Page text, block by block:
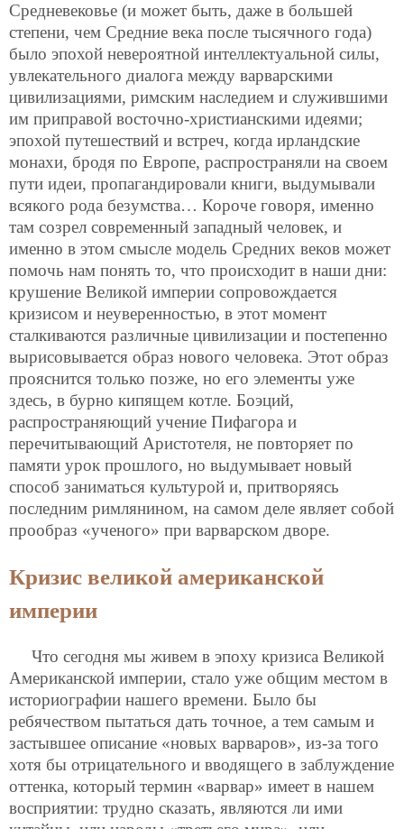
Средневековье (и может быть, даже в большей
степени, чем Средние века после тысячного года)
было эпохой невероятной интеллектуальной силы,
увлекательного диалога между варварскими
цивилизациями, римским наследием и служившими
им приправой восточно-христианскими идеями;
эпохой путешествий и встреч, когда ирландские
монахи, бродя по Европе, распространяли на своем
пути идеи, пропагандировали книги, выдумывали
всякого рода безумства… Короче говоря, именно
там созрел современный западный человек, и
именно в этом смысле модель Средних веков может
помочь нам понять то, что происходит в наши дни:
крушение Великой империи сопровождается
кризисом и неуверенностью, в этот момент
сталкиваются различные цивилизации и постепенно
вырисовывается образ нового человека. Этот образ
прояснится только позже, но его элементы уже
здесь, в бурно кипящем котле. Боэций,
распространяющий учение Пифагора и
перечитывающий Аристотеля, не повторяет по
памяти урок прошлого, но выдумывает новый
способ заниматься культурой и, притворяясь
последним римлянином, на самом деле являет собой
прообраз «ученого» при варварском дворе.
Кризис великой американской
империи
Что сегодня мы живем в эпоху кризиса Великой
Американской империи, стало уже общим местом в
историографии нашего времени. Было бы
ребячеством пытаться дать точное, а тем самым и
застывшее описание «новых варваров», из-за того
хотя бы отрицательного и вводящего в заблуждение
оттенка, который термин «варвар» имеет в нашем
восприятии: трудно сказать, являются ли ими